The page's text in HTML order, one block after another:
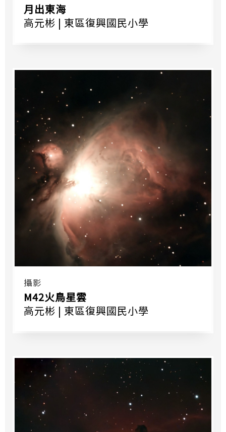
月出東海
高元彬 | 東區復興國民小學
攝影
M42火鳥星雲
高元彬 | 東區復興國民小學